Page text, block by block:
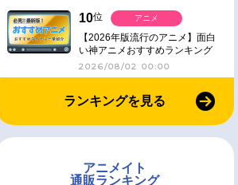
10位
【2026年版流行のアニメ】面白
い神アニメおすすめランキング
【名作・話題作】｜ジャンル別人
気作品をピックアップ
2026/08/02 00:00
アニメ
ランキングを見る
アニメイト
通販ランキング